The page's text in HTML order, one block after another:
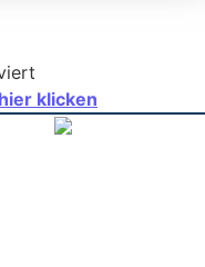
hier klicken